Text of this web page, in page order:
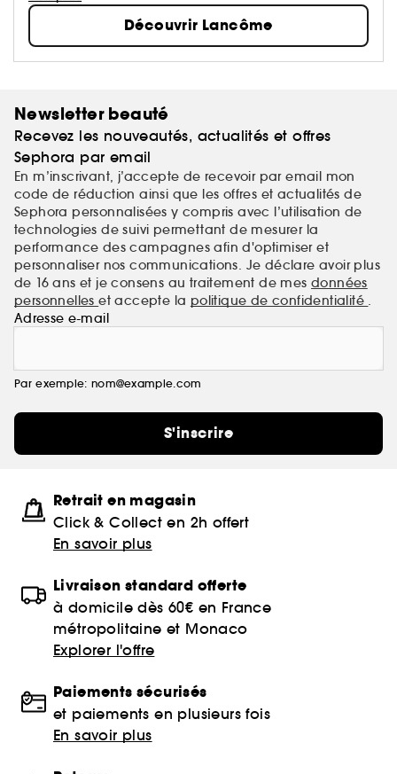
le cœur, le corps et l'esprit...
Découvrir Lancôme
Newsletter beauté
Recevez les nouveautés, actualités et offres
Sephora par email
En m’inscrivant, j’accepte de recevoir par email mon
code de réduction ainsi que les offres et actualités de
Sephora personnalisées y compris avec l’utilisation de
technologies de suivi permettant de mesurer la
performance des campagnes afin d'optimiser et
personnaliser nos communications. Je déclare avoir plus
de 16 ans et je consens au traitement de mes données
personnelleset accepte la politique de confidentialité .
Adresse e-mail
Par exemple: nom@example.com
S'inscrire
Retrait en magasin
Click & Collect en 2h offert
En savoir plus
Livraison standard offerte
à domicile dès 60€ en France
métropolitaine et Monaco
Explorer l'offre
Paiements sécurisés
et paiements en plusieurs fois
En savoir plus